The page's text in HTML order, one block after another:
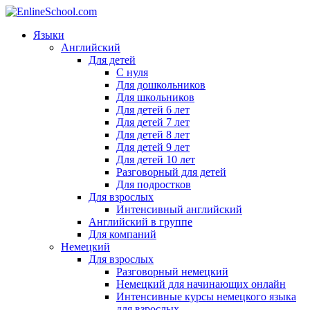
Языки
Английский
Для детей
С нуля
Для дошкольников
Для школьников
Для детей 6 лет
Для детей 7 лет
Для детей 8 лет
Для детей 9 лет
Для детей 10 лет
Разговорный для детей
Для подростков
Для взрослых
Интенсивный английский
Английский в группе
Для компаний
Немецкий
Для взрослых
Разговорный немецкий
Немецкий для начинающих онлайн
Интенсивные курсы немецкого языка